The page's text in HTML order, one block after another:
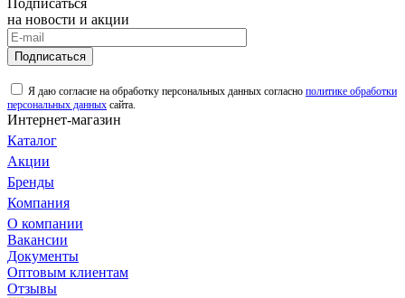
на новости и акции
Подписаться
Я даю согласие на обработку персональных данных согласно политике обработки
персональных данных сайта.
Интернет-магазин
Каталог
Акции
Бренды
Компания
О компании
Вакансии
Документы
Оптовым клиентам
Отзывы